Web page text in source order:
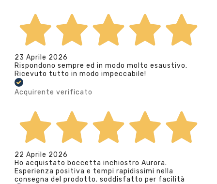
23 Aprile 2026
Rispondono sempre ed in modo molto esaustivo.
Ricevuto tutto in modo impeccabile!
Acquirente verificato
22 Aprile 2026
Ho acquistato boccetta inchiostro Aurora.
Esperienza positiva e tempi rapidissimi nella
consegna del prodotto. soddisfatto per facilità